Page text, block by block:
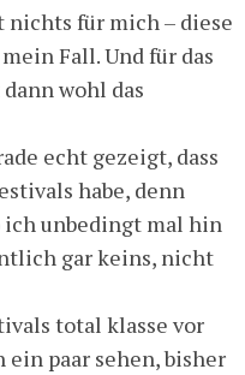
nichts für mich – diese
Fall. Und für das
wohl das
echt gezeigt, dass
habe, denn
ich unbedingt mal hin
gar keins, nicht
total klasse vor
paar sehen, bisher